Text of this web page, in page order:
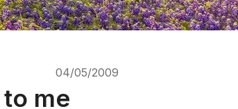
04/05/2009
me